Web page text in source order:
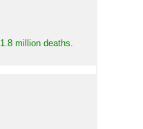
million deaths.